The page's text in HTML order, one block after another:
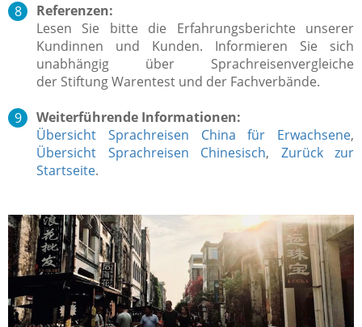
Referenzen:
Lesen Sie bitte die Erfahrungsberichte unserer
Kundinnen und Kunden. Informieren Sie sich
unabhängig über Sprachreisenvergleiche
der Stiftung Warentest und der Fachverbände.
Weiterführende Informationen:
Übersicht Sprachreisen China für Erwachsene,
Übersicht Sprachreisen Chinesisch, Zurück zur
Startseite.